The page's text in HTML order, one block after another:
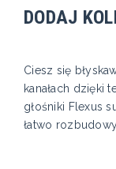
DODAJ
Ciesz się
kanałach dzięki
głośniki Flexus
łatwo